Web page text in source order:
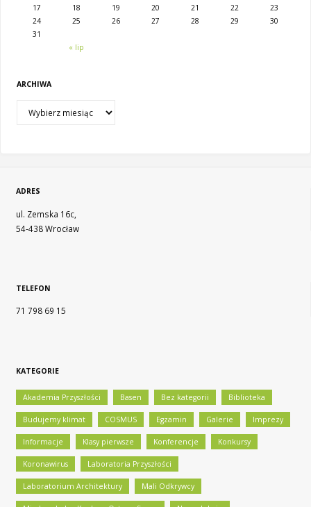
« lip
17
18 19 20 21 22
23
24
25 26 27 28 29
30
31
ARCHIWA
ADRES
ul. Zemska 16c,
54-438 Wrocław
TELEFON
71 798 69 15
KATEGORIE
Akademia Przyszłości Basen Bez kategorii Biblioteka
Budujemy klimat COSMUS Egzamin Galerie Imprezy
Informacje Klasy pierwsze Konferencje Konkursy
Koronawirus Laboratoria Przyszłości
Laboratorium Architektury Mali Odkrywcy